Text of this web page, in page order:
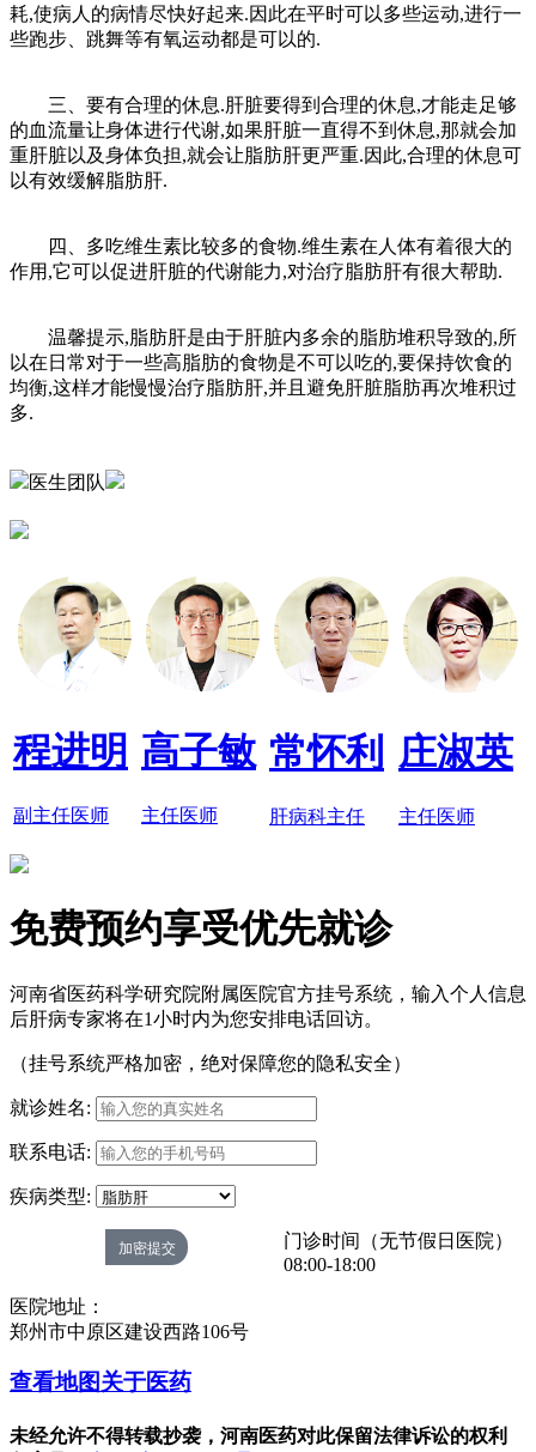
耗,使病人的病情尽快好起来.因此在平时可以多些运动,进行一
些跑步、跳舞等有氧运动都是可以的.
三、要有合理的休息.肝脏要得到合理的休息,才能走足够
的血流量让身体进行代谢,如果肝脏一直得不到休息,那就会加
重肝脏以及身体负担,就会让脂肪肝更严重.因此,合理的休息可
以有效缓解脂肪肝.
四、多吃维生素比较多的食物.维生素在人体有着很大的
作用,它可以促进肝脏的代谢能力,对治疗脂肪肝有很大帮助.
温馨提示,脂肪肝是由于肝脏内多余的脂肪堆积导致的,所
以在日常对于一些高脂肪的食物是不可以吃的,要保持饮食的
均衡,这样才能慢慢治疗脂肪肝,并且避免肝脏脂肪再次堆积过
多.
医生团队
程进明
副主任医师
高子敏
主任医师
常怀利
肝病科主任
庄淑英
主任医师
免费预约享受优先就诊
河南省医药科学研究院附属医院官方挂号系统，输入个人信息
后肝病专家将在1小时内为您安排电话回访。
（挂号系统严格加密，绝对保障您的隐私安全）
就诊姓名:
联系电话:
疾病类型:
门诊时间（无节假日医院）
08:00-18:00
医院地址：
郑州市中原区建设西路106号
查看地图关于医药
未经允许不得转载抄袭，河南医药对此保留法律诉讼的权利